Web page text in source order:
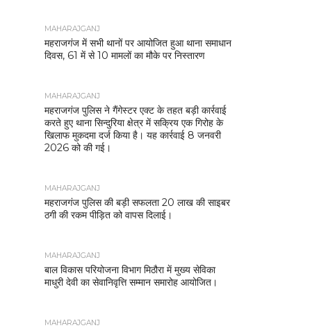
MAHARAJGANJ
महराजगंज में सभी थानों पर आयोजित हुआ थाना समाधान
दिवस, 61 में से 10 मामलों का मौके पर निस्तारण
MAHARAJGANJ
महराजगंज पुलिस ने गैंगेस्टर एक्ट के तहत बड़ी कार्रवाई
करते हुए थाना सिन्दुरिया क्षेत्र में सक्रिय एक गिरोह के
खिलाफ मुकदमा दर्ज किया है। यह कार्रवाई 8 जनवरी
2026 को की गई।
MAHARAJGANJ
महराजगंज पुलिस की बड़ी सफलता 20 लाख की साइबर
ठगी की रकम पीड़ित को वापस दिलाई।
MAHARAJGANJ
बाल विकास परियोजना विभाग मिठौरा में मुख्य सेविका
माधुरी देवी का सेवानिवृत्ति सम्मान समारोह आयोजित।
MAHARAJGANJ